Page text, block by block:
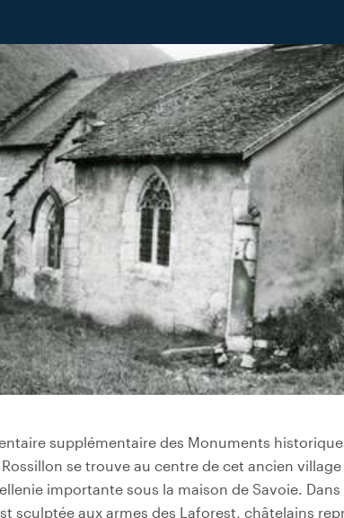
supplémentaire des Monuments
se trouve au centre de cet ancien
importante sous la maison de Savoie.
sculptée aux armes des Laforest, châtelains